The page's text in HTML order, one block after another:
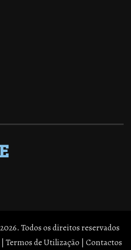
Todos os direitos reservados
| Termos de Utilização | Contactos